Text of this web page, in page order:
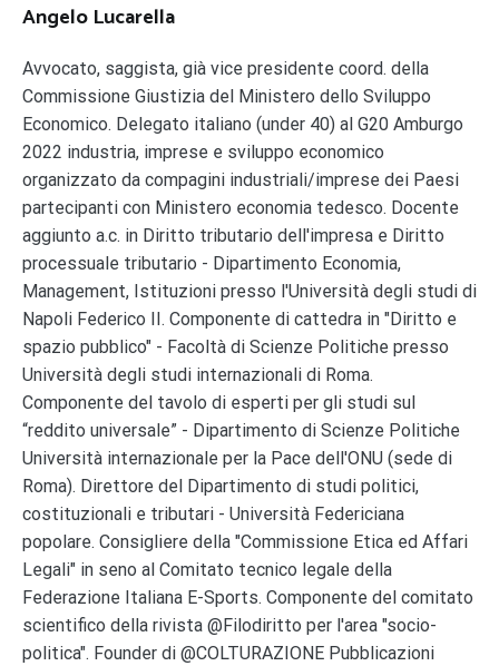
Angelo Lucarella
Avvocato, saggista, già vice presidente coord. della
Commissione Giustizia del Ministero dello Sviluppo
Economico. Delegato italiano (under 40) al G20 Amburgo
2022 industria, imprese e sviluppo economico
organizzato da compagini industriali/imprese dei Paesi
partecipanti con Ministero economia tedesco. Docente
aggiunto a.c. in Diritto tributario dell'impresa e Diritto
processuale tributario - Dipartimento Economia,
Management, Istituzioni presso l'Università degli studi di
Napoli Federico II. Componente di cattedra in "Diritto e
spazio pubblico" - Facoltà di Scienze Politiche presso
Università degli studi internazionali di Roma.
Componente del tavolo di esperti per gli studi sul
“reddito universale” - Dipartimento di Scienze Politiche
Università internazionale per la Pace dell'ONU (sede di
Roma). Direttore del Dipartimento di studi politici,
costituzionali e tributari - Università Federiciana
popolare. Consigliere della "Commissione Etica ed Affari
Legali" in seno al Comitato tecnico legale della
Federazione Italiana E-Sports. Componente del comitato
scientifico della rivista @Filodiritto per l'area "socio-
politica". Founder di @COLTURAZIONE Pubblicazioni